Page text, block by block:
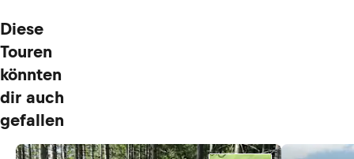
Diese
Touren
könnten
dir auch
gefallen